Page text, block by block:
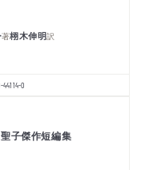
著栩木伸明訳
0
子傑作短編集